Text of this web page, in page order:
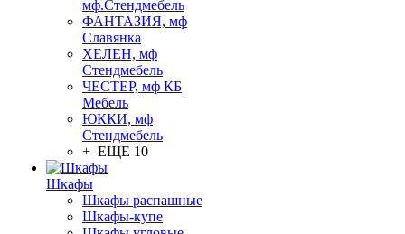
мф.Стендмебель
ФАНТАЗИЯ, мф
Славянка
ХЕЛЕН, мф
Стендмебель
ЧЕСТЕР, мф КБ
Мебель
ЮККИ, мф
Стендмебель
+ ЕЩЕ 10
Шкафы
Шкафы распашные
Шкафы-купе